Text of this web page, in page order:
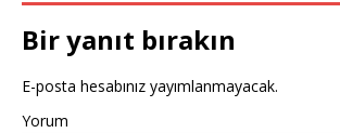
Bir yanıt bırakın
E-posta hesabınız yayımlanmayacak.
Yorum